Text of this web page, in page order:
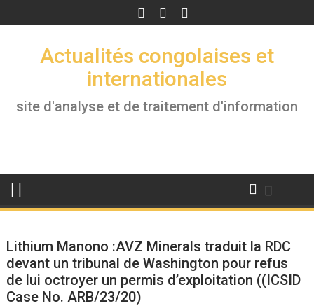
to
Actualités congolaises et
internationales
site d'analyse et de traitement d'information
Lithium Manono :AVZ Minerals traduit la RDC
devant un tribunal de Washington pour refus
de lui octroyer un permis d’exploitation ((ICSID
Case No. ARB/23/20)